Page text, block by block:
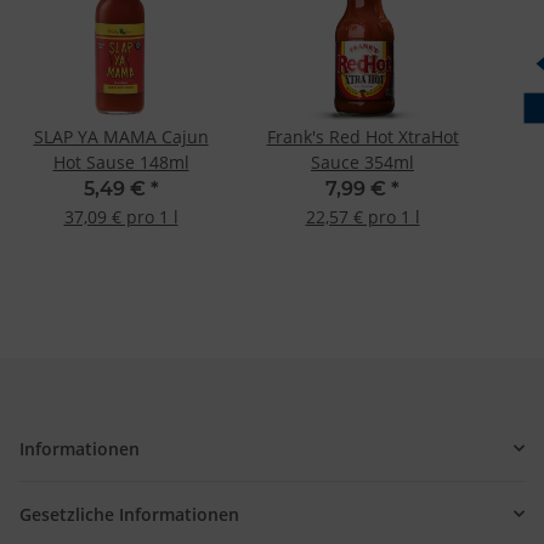
SLAP YA MAMA Cajun
Hot Sause 148ml
5,49 € *
37,09 € pro 1 l
Frank's Red Hot XtraHot
Sauce 354ml
7,99 € *
22,57 € pro 1 l
Informationen
Gesetzliche Informationen